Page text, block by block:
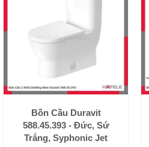
Bồn Cầu Duravit
588.45.393 - Đức, Sứ
Trắng, Syphonic Jet